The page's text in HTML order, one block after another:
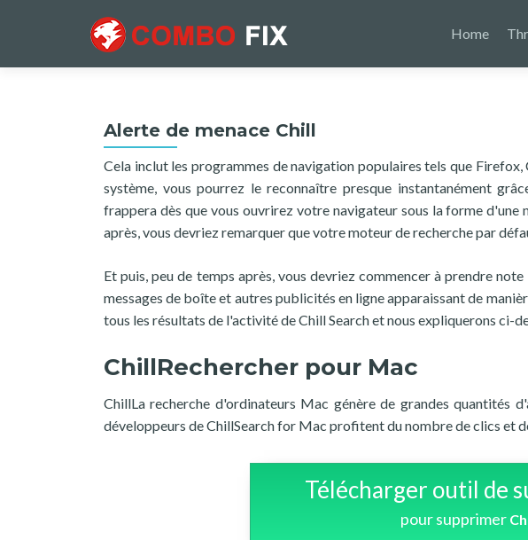
Home
Alerte de menace Chill
Cela inclut les programmes de navigation populaires tels que
système, vous pourrez le reconnaître presque instantanément
frappera dès que vous ouvrirez votre navigateur sous la forme d'une
après, vous devriez remarquer que votre moteur de recherche par
Et puis, peu de temps après, vous devriez commencer à prendre
messages de boîte et autres publicités en ligne apparaissant de
tous les résultats de l'activité de Chill Search et nous expliquerons ci-
ChillRechercher pour Mac
ChillLa recherche d'ordinateurs Mac génère de grandes quantités
développeurs de ChillSearch for Mac profitent du nombre de clics et
Télécharger outil de
pour supprimer